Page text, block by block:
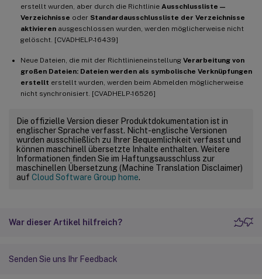
erstellt wurden, aber durch die Richtlinie Ausschlussliste —
Verzeichnisse oder Standardausschlussliste der Verzeichnisse
aktivieren ausgeschlossen wurden, werden möglicherweise nicht
gelöscht. [CVADHELP-16439]
Neue Dateien, die mit der Richtlinieneinstellung Verarbeitung von
großen Dateien: Dateien werden als symbolische Verknüpfungen
erstellt erstellt wurden, werden beim Abmelden möglicherweise
nicht synchronisiert. [CVADHELP-16526]
Die offizielle Version dieser Produktdokumentation ist in
englischer Sprache verfasst. Nicht-englische Versionen
wurden ausschließlich zu Ihrer Bequemlichkeit verfasst und
können maschinell übersetzte Inhalte enthalten. Weitere
Informationen finden Sie im Haftungsausschluss zur
maschinellen Übersetzung (Machine Translation Disclaimer)
auf Cloud Software Group home.
War dieser Artikel hilfreich?
Senden Sie uns Ihr Feedback